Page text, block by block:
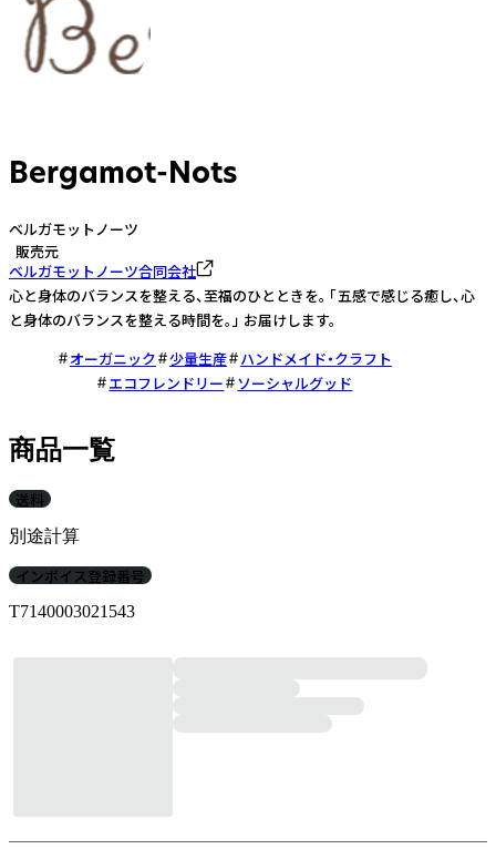
Bergamot-Nots
ベルガモットノーツ
販売元
ベルガモットノーツ合同会社
心と身体のバランスを整える、至福のひとときを。 「五感で感じる癒し、心
と身体のバランスを整える時間を。」 お届けします。
オーガニック
少量生産
ハンドメイド・クラフト
エコフレンドリー
ソーシャルグッド
商品一覧
送料
別途計算
インボイス登録番号
T7140003021543